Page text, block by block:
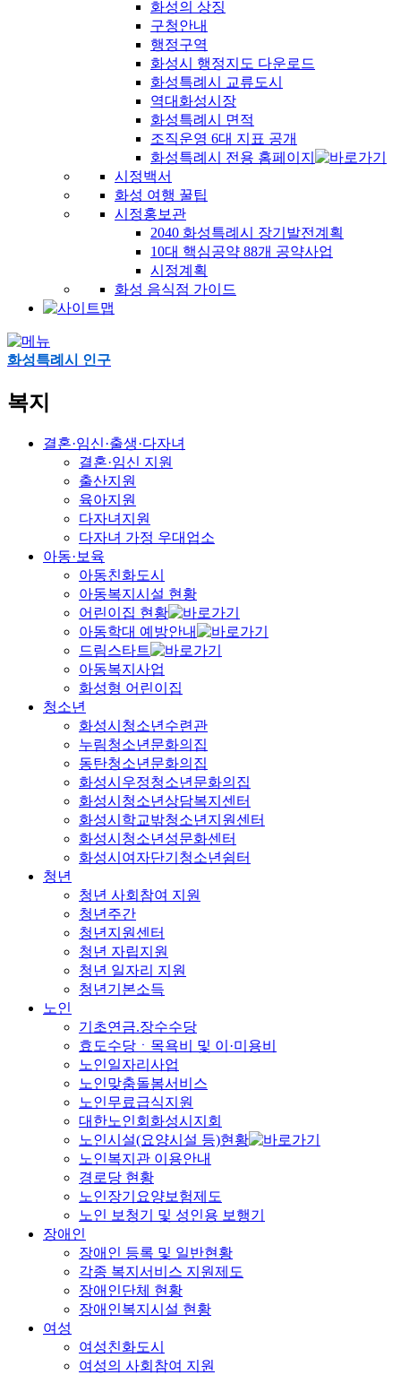
화성의 상징
구청안내
행정구역
화성시 행정지도 다운로드
화성특례시 교류도시
역대화성시장
화성특례시 면적
조직운영 6대 지표 공개
화성특례시 전용 홈페이지
시정백서
화성 여행 꿀팁
시정홍보관
2040 화성특례시 장기발전계획
10대 핵심공약 88개 공약사업
시정계획
화성 음식점 가이드
화성특례시 인구
복지
결혼·임신·출생·다자녀
결혼·임신 지원
출산지원
육아지원
다자녀지원
다자녀 가정 우대업소
아동·보육
아동친화도시
아동복지시설 현황
어린이집 현황
아동학대 예방안내
드림스타트
아동복지사업
화성형 어린이집
청소년
화성시청소년수련관
누림청소년문화의집
동탄청소년문화의집
화성시우정청소년문화의집
화성시청소년상담복지센터
화성시학교밖청소년지원센터
화성시청소년성문화센터
화성시여자단기청소년쉼터
청년
청년 사회참여 지원
청년주간
청년지원센터
청년 자립지원
청년 일자리 지원
청년기본소득
노인
기초연금.장수수당
효도수당ㆍ목욕비 및 이·미용비
노인일자리사업
노인맞춤돌봄서비스
노인무료급식지원
대한노인회화성시지회
노인시설(요양시설 등)현황
노인복지관 이용안내
경로당 현황
노인장기요양보험제도
노인 보청기 및 성인용 보행기
장애인
장애인 등록 및 일반현황
각종 복지서비스 지원제도
장애인단체 현황
장애인복지시설 현황
여성
여성친화도시
여성의 사회참여 지원